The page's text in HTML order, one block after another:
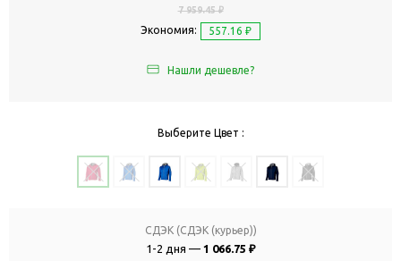
7 959.45 ₽
Экономия: 557.16 ₽
Нашли дешевле?
Выберите Цвет :
СДЭК (СДЭК (курьер))
1-2 дня — 1 066.75 ₽